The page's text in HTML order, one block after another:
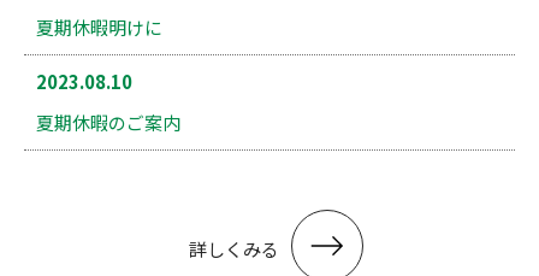
夏期休暇明けに
2023.08.10
夏期休暇のご案内
詳しくみる